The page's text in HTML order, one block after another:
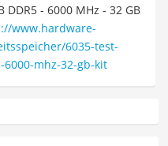
DDR5 - 6000 MHz - 32 GB
www.hardware-
6035-test-
mhz-32-gb-kit